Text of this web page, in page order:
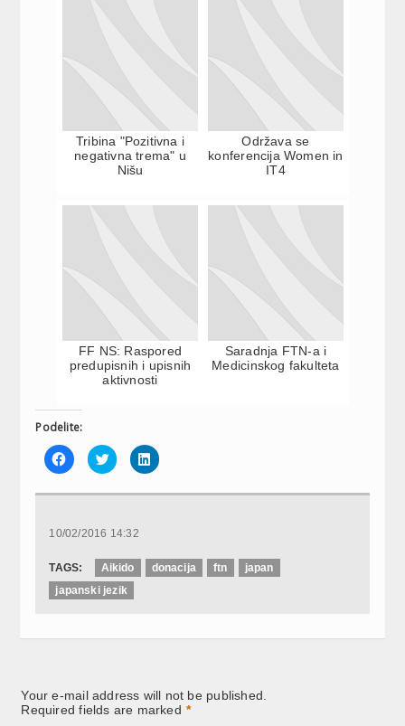
Tribina "Pozitivna i
negativna trema" u
Nišu
Održava se
konferencija Women in
IT4
FF NS: Raspored
predupisnih i upisnih
aktivnosti
Saradnja FTN-a i
Medicinskog fakulteta
Podelite:
Click
to
share
Facebook
new
Click
to
share
Twitter
new
Click
to
LinkedIn
10/02/2016 14:32
TAGS: Aikido donacija ftn
japan
japanski jezik
Your e-mail address will not be published.
Required fields are marked *